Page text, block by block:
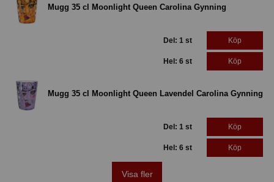
Mugg 35 cl Moonlight Queen Carolina Gynning
Del: 1 st Köp
Hel: 6 st Köp
Mugg 35 cl Moonlight Queen Lavendel Carolina Gynning
Del: 1 st Köp
Hel: 6 st Köp
Visa fler